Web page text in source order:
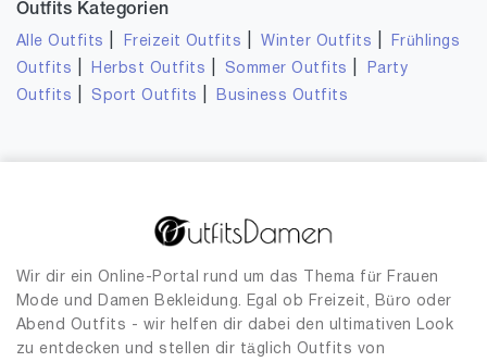
Outfits Kategorien
Alle Outfits Freizeit Outfits |Winter Outfits
Frühlings
Outfits
Herbst Outfits Sommer Outfits
Party
Outfits
Sport Outfits Business Outfits
Wir dir ein Online-Portal rund um das Thema für Frauen
Mode und Damen Bekleidung. Egal ob Freizeit, Büro oder
Abend Outfits - wir helfen dir dabei den ultimativen Look
zu entdecken und stellen dir täglich Outfits von